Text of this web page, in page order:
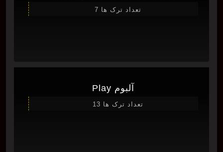
تعداد ترک ها 7
آلبوم Play
تعداد ترک ها 13